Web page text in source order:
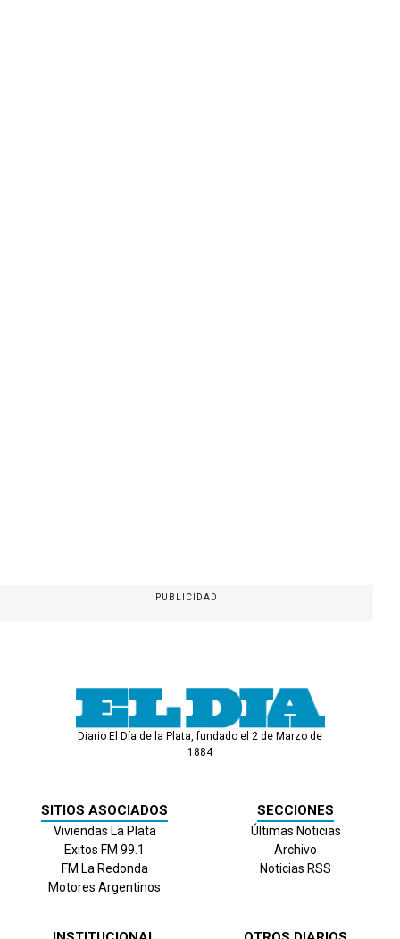
PUBLICIDAD
Diario El Día de la Plata, fundado el 2 de Marzo de
1884
SITIOS ASOCIADOS
Viviendas La Plata
Exitos FM 99.1
FM La Redonda
Motores Argentinos
SECCIONES
Últimas Noticias
Archivo
Noticias RSS